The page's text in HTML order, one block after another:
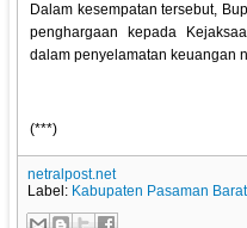
Dalam kesempatan tersebut,
penghargaan kepada
dalam penyelamatan keuangan
(***)
netralpost.net
Label: Kabupaten Pasaman Barat